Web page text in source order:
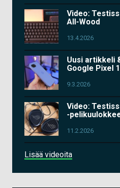
Video:
All-Wood
13.4.2026
Uusi artikkeli
Google Pixel
9.3.2026
Video:
-
11.2.2026
Lisää videoita